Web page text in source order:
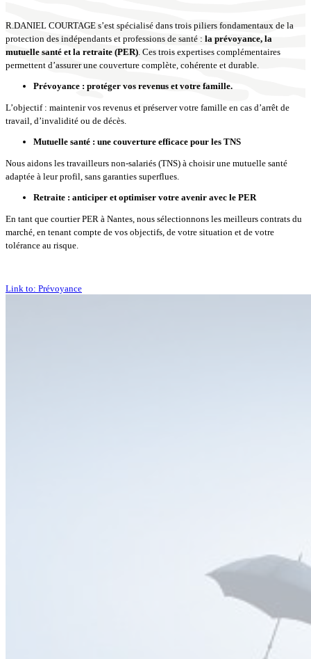
R.DANIEL COURTAGE s’est spécialisé dans trois piliers fondamentaux de la
protection des indépendants et professions de santé : la prévoyance, la
mutuelle santé et la retraite (PER). Ces trois expertises complémentaires
permettent d’assurer une couverture complète, cohérente et durable.
Prévoyance : protéger vos revenus et votre famille.
L’objectif : maintenir vos revenus et préserver votre famille en cas d’arrêt de
travail, d’invalidité ou de décès.
Mutuelle santé : une couverture efficace pour les TNS
Nous aidons les travailleurs non-salariés (TNS) à choisir une mutuelle santé
adaptée à leur profil, sans garanties superflues.
Retraite : anticiper et optimiser votre avenir avec le PER
En tant que courtier PER à Nantes, nous sélectionnons les meilleurs contrats du
marché, en tenant compte de vos objectifs, de votre situation et de votre
tolérance au risque.
Link to: Prévoyance